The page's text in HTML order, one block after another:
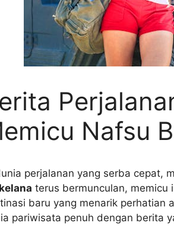
Nafsu
perjalanan yang serba cepat,
terus bermunculan, memicu
baru yang menarik perhatian
pariwisata penuh dengan berita